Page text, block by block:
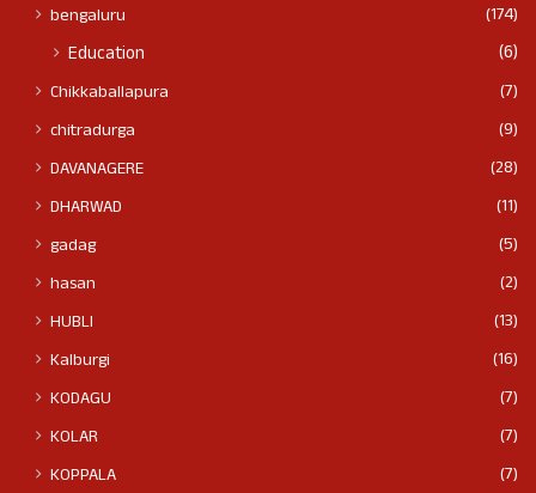
bengaluru
(174)
Education (6)
Chikkaballapura
(7)
chitradurga
(9)
DAVANAGERE
(28)
DHARWAD
(11)
gadag
(5)
hasan
(2)
HUBLI
(13)
Kalburgi
(16)
KODAGU
(7)
KOLAR
(7)
KOPPALA
(7)